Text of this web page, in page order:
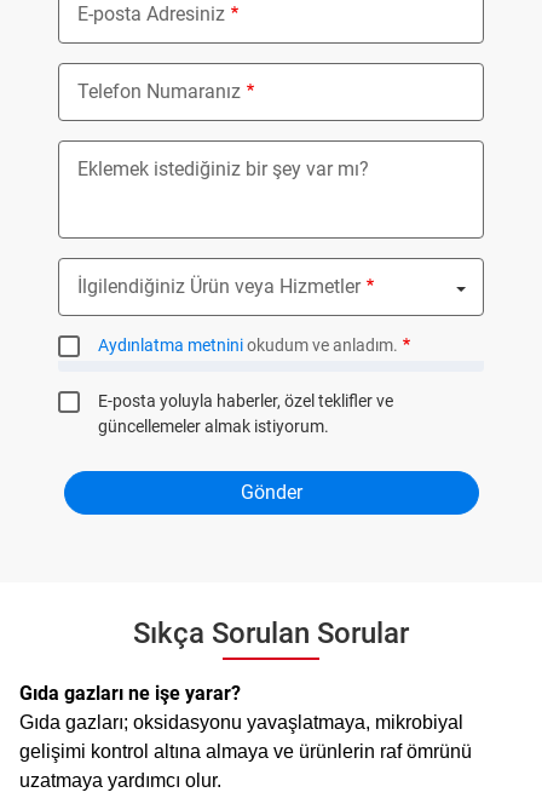
E-posta Adresiniz
Telefon Numaranız
Eklemek istediğiniz bir şey var mı?
İlgilendiğiniz Ürün veya Hizmetler
Nothing selected
Aydınlatma metniniokudum ve anladım.
E-posta yoluyla haberler, özel teklifler ve
güncellemeler almak istiyorum.
Sıkça Sorulan Sorular
Gıda gazları ne işe yarar?
Gıda gazları; oksidasyonu yavaşlatmaya, mikrobiyal
gelişimi kontrol altına almaya ve ürünlerin raf ömrünü
uzatmaya yardımcı olur.